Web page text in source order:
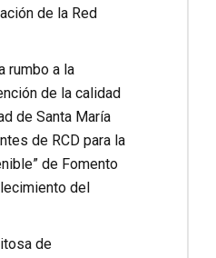
de la Red
rumbo a la
de la calidad
de Santa María
de RCD para la
de Fomento
del
de